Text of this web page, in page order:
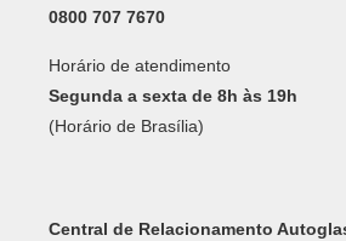
0800 707 7670
Horário de atendimento
Segunda a sexta de 8h às 19h
(Horário de Brasília)
Central de Relacionamento